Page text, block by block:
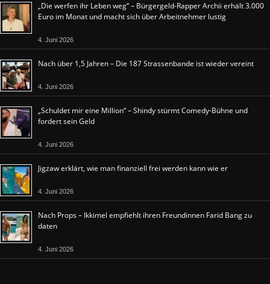
„Die werfen ihr Leben weg“ – Bürgergeld-Rapper Archii erhält 3.000
Euro im Monat und macht sich über Arbeitnehmer lustig
4. Juni 2026
Nach über 1,5 Jahren – Die 187 Strassenbande ist wieder vereint
4. Juni 2026
„Schuldet mir eine Million“ – Shindy stürmt Comedy-Bühne und
fordert sein Geld
4. Juni 2026
Jigzaw erklärt, wie man finanziell frei werden kann wie er
4. Juni 2026
Nach Props – Ikkimel empfiehlt ihren Freundinnen Farid Bang zu
daten
4. Juni 2026